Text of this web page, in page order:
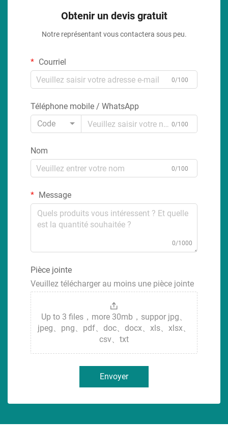
Obtenir un devis gratuit
Notre représentant vous contactera sous peu.
Courriel
0/100
Téléphone mobile / WhatsApp
Code
0/100
Nom
0/100
Message
0/1000
Pièce jointe
Veuillez télécharger au moins une pièce jointe
Up to 3 files，more 30mb，suppor jpg、
jpeg、png、pdf、doc、docx、xls、xlsx、
csv、txt
Envoyer